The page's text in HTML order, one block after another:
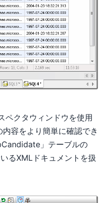
ペクタウィンドウを使用
容をより簡単に確認でき
」テーブルの
るXMLドキュメントを扱